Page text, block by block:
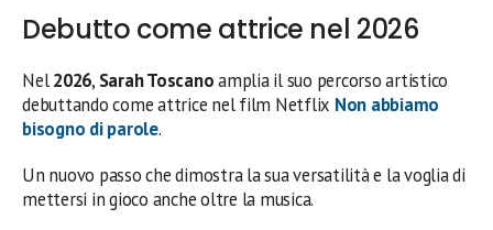
Debutto come attrice nel 2026
Nel2026, Sarah Toscanoamplia il suo percorso artistico
debuttando come attrice nel film Netflix Non abbiamo
bisogno di parole.
Un nuovo passo che dimostra la sua versatilità e la voglia di
mettersi in gioco anche oltre la musica.